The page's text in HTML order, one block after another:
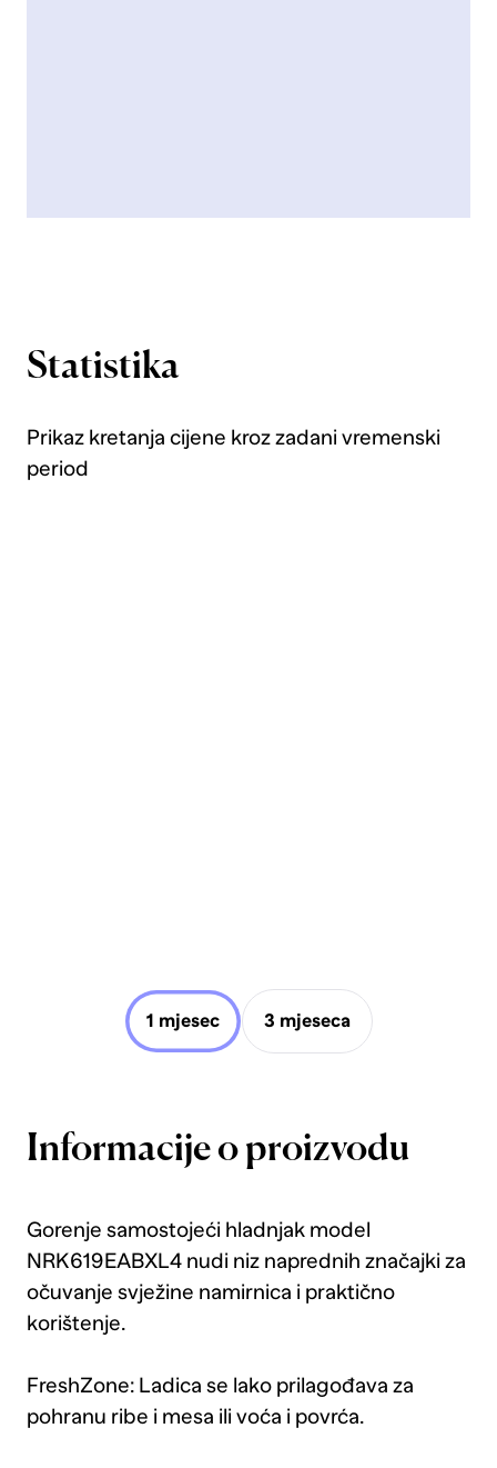
Statistika
Prikaz kretanja cijene kroz zadani vremenski
period
1 mjesec 3 mjeseca
Informacije o proizvodu
Gorenje samostojeći hladnjak model
NRK619EABXL4 nudi niz naprednih značajki za
očuvanje svježine namirnica i praktično
korištenje.
FreshZone: Ladica se lako prilagođava za
pohranu ribe i mesa ili voća i povrća.